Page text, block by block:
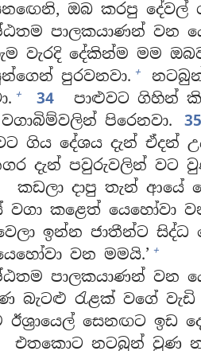
ඔබ කරපු දේවල්
පාලකයාණන් වන
වැරදි දේකින්ම මම
පුරවනවා. +
+ 34
පාළුවට ගිහින්
පිරෙනවා.
35
ගිය දේශය දැන් ඒදන්
දැන් පවුරුවලින්
කඩලා දාපු තැන් ආයේ
වගා කළෙත් යෙහෝවා
ඉන්න ජාතීන්ට සිද්ධ
වන මමයි.’ +
පාලකයාණන් වන
බැටළු රැළක් වගේ
සෙනඟට ඉඩ
එතකොට නටබුන් වුණ